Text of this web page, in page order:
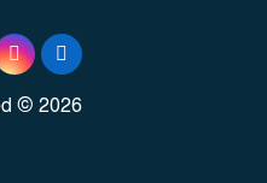
© 2026